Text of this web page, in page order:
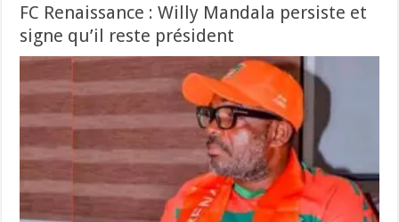
FC Renaissance : Willy Mandala persiste et
signe qu’il reste président